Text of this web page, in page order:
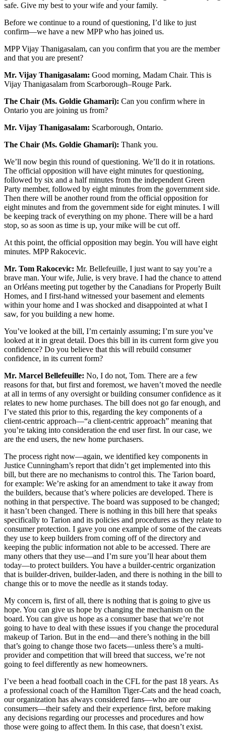
safe. Give my best to your wife and your family.
Before we continue to a round of questioning, I’d like to just
confirm—we have a new MPP who has joined us.
MPP Vijay Thanigasalam, can you confirm that you are the member
and that you are present?
Mr. Vijay Thanigasalam: Good morning, Madam Chair. This is
Vijay Thanigasalam from Scarborough–Rouge Park.
The Chair (Ms. Goldie Ghamari): Can you confirm where in
Ontario you are joining us from?
Mr. Vijay Thanigasalam: Scarborough, Ontario.
The Chair (Ms. Goldie Ghamari): Thank you.
We’ll now begin this round of questioning. We’ll do it in rotations.
The official opposition will have eight minutes for questioning,
followed by six and a half minutes from the independent Green
Party member, followed by eight minutes from the government side.
Then there will be another round from the official opposition for
eight minutes and from the government side for eight minutes. I will
be keeping track of everything on my phone. There will be a hard
stop, so as soon as time is up, your mike will be cut off.
At this point, the official opposition may begin. You will have eight
minutes. MPP Rakocevic.
Mr. Tom Rakocevic: Mr. Bellefeuille, I just want to say you’re a
brave man. Your wife, Julie, is very brave. I had the chance to attend
an Orléans meeting put together by the Canadians for Properly Built
Homes, and I first-hand witnessed your basement and elements
within your home and I was shocked and disappointed at what I
saw, for you building a new home.
You’ve looked at the bill, I’m certainly assuming; I’m sure you’ve
looked at it in great detail. Does this bill in its current form give you
confidence? Do you believe that this will rebuild consumer
confidence, in its current form?
Mr. Marcel Bellefeuille: No, I do not, Tom. There are a few
reasons for that, but first and foremost, we haven’t moved the needle
at all in terms of any oversight or building consumer confidence as it
relates to new home purchases. The bill does not go far enough, and
I’ve stated this prior to this, regarding the key components of a
client-centric approach—“a client-centric approach” meaning that
you’re taking into consideration the end user first. In our case, we
are the end users, the new home purchasers.
The process right now—again, we identified key components in
Justice Cunningham’s report that didn’t get implemented into this
bill, but there are no mechanisms to control this. The Tarion board,
for example: We’re asking for an amendment to take it away from
the builders, because that’s where policies are developed. There is
nothing in that perspective. The board was supposed to be changed;
it hasn’t been changed. There is nothing in this bill here that speaks
specifically to Tarion and its policies and procedures as they relate to
consumer protection. I gave you one example of some of the caveats
they use to keep builders from coming off of the directory and
keeping the public information not able to be accessed. There are
many others that they use—and I’m sure you’ll hear about them
today—to protect builders. You have a builder-centric organization
that is builder-driven, builder-laden, and there is nothing in the bill to
change this or to move the needle as it stands today.
My concern is, first of all, there is nothing that is going to give us
hope. You can give us hope by changing the mechanism on the
board. You can give us hope as a consumer base that we’re not
going to have to deal with these issues if you change the procedural
makeup of Tarion. But in the end—and there’s nothing in the bill
that’s going to change those two facets—unless there’s a multi-
provider and competition that will breed that success, we’re not
going to feel differently as new homeowners.
I’ve been a head football coach in the CFL for the past 18 years. As
a professional coach of the Hamilton Tiger-Cats and the head coach,
our organization has always considered fans—who are our
consumers—their safety and their experience first, before making
any decisions regarding our processes and procedures and how
those were going to affect them. In this case, that doesn’t exist.